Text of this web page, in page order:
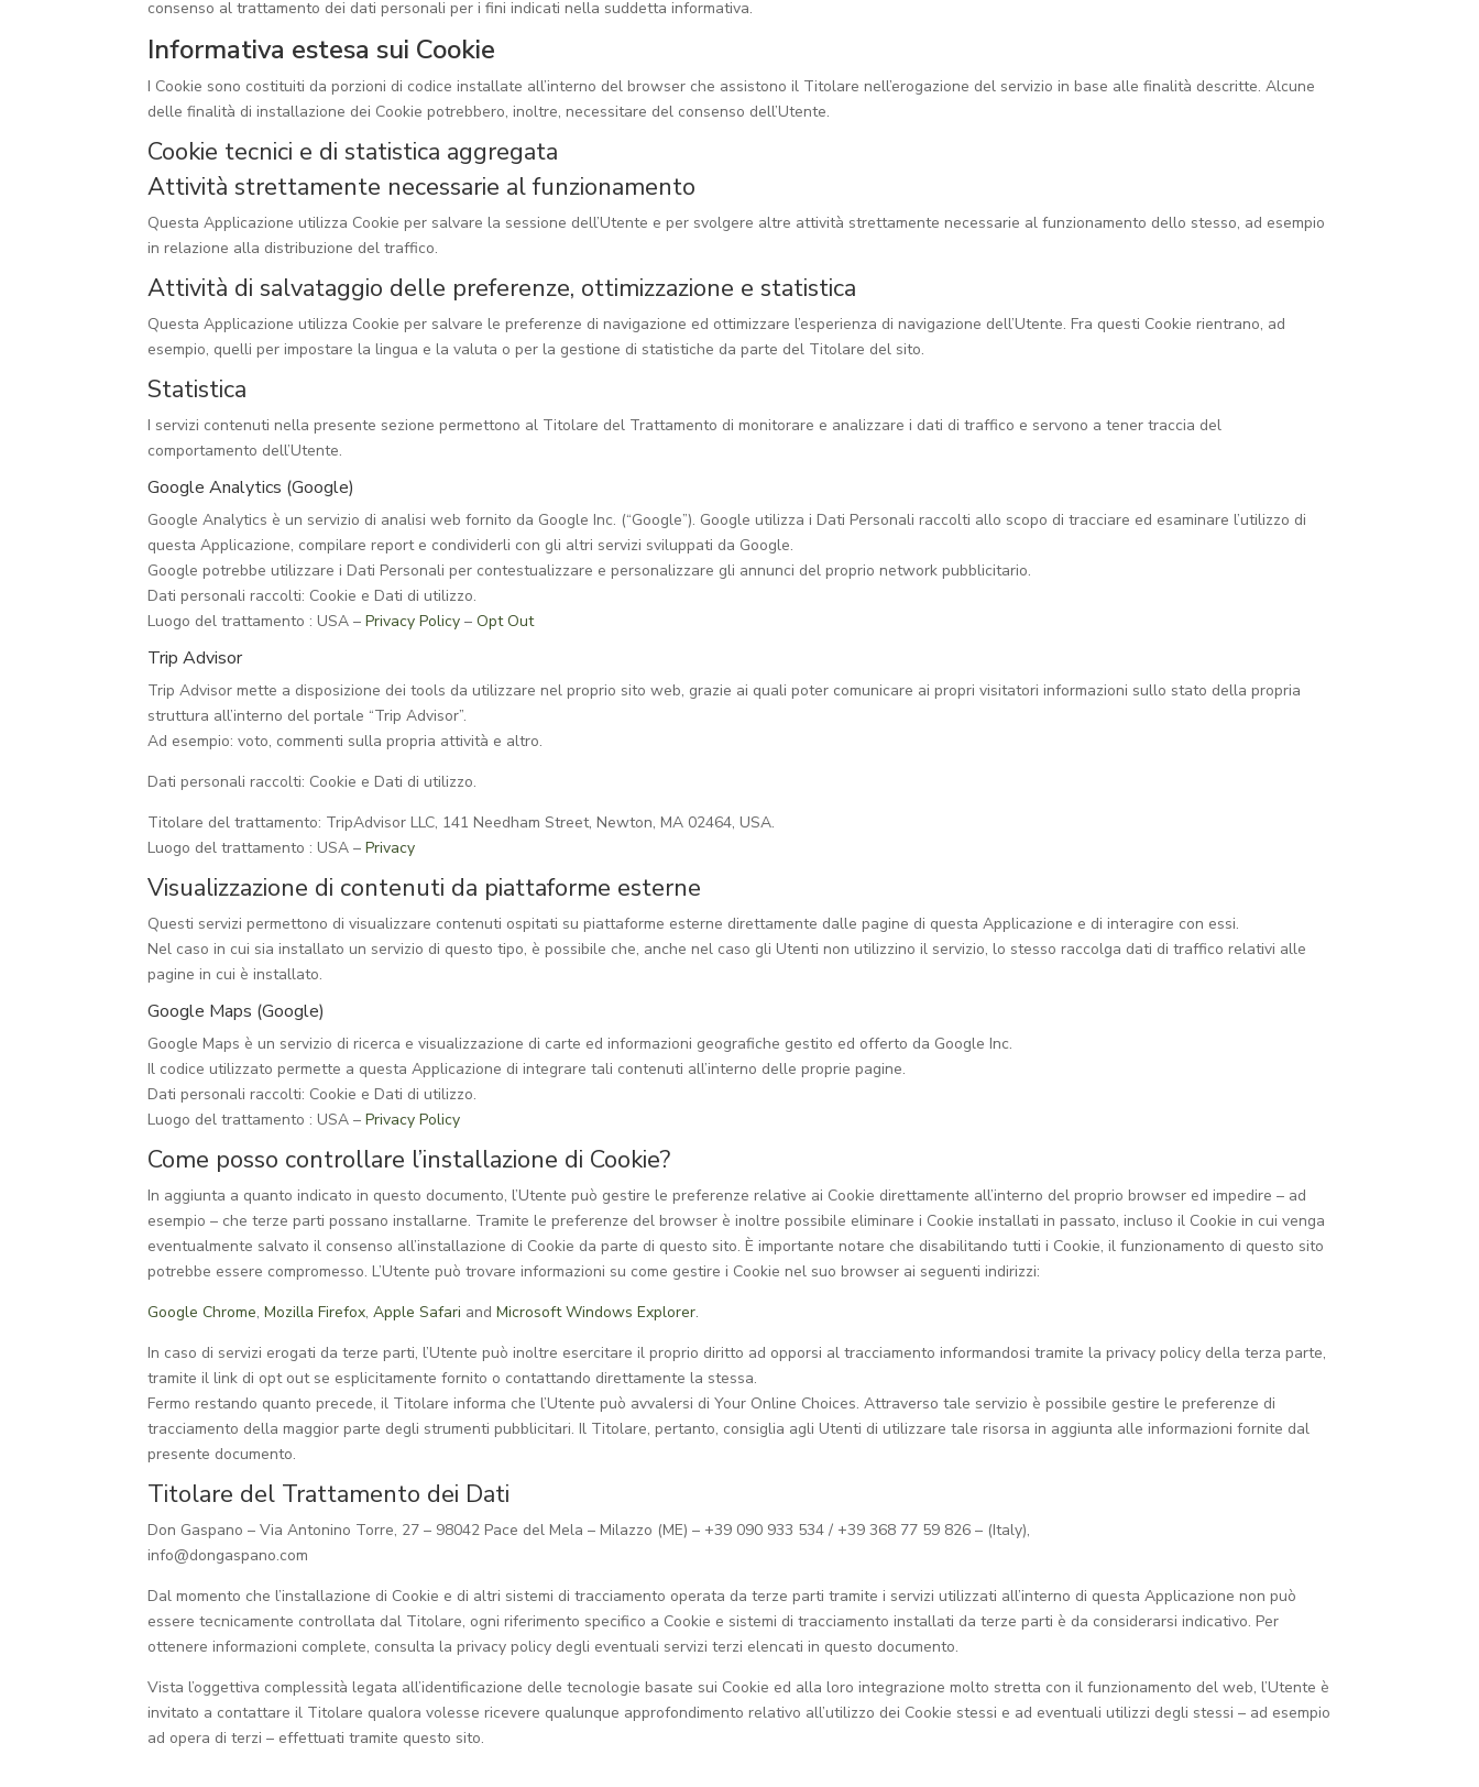
consenso al trattamento dei dati personali per i fini indicati nella suddetta informativa.
Informativa estesa sui Cookie
I Cookie sono costituiti da porzioni di codice installate all’interno del browser che assistono il Titolare nell’erogazione del servizio in base alle finalità descritte. Alcune
delle finalità di installazione dei Cookie potrebbero, inoltre, necessitare del consenso dell’Utente.
Cookie tecnici e di statistica aggregata
Attività strettamente necessarie al funzionamento
Questa Applicazione utilizza Cookie per salvare la sessione dell’Utente e per svolgere altre attività strettamente necessarie al funzionamento dello stesso, ad esempio
in relazione alla distribuzione del traffico.
Attività di salvataggio delle preferenze, ottimizzazione e statistica
Questa Applicazione utilizza Cookie per salvare le preferenze di navigazione ed ottimizzare l’esperienza di navigazione dell’Utente. Fra questi Cookie rientrano, ad
esempio, quelli per impostare la lingua e la valuta o per la gestione di statistiche da parte del Titolare del sito.
Statistica
I servizi contenuti nella presente sezione permettono al Titolare del Trattamento di monitorare e analizzare i dati di traffico e servono a tener traccia del
comportamento dell’Utente.
Google Analytics (Google)
Google Analytics è un servizio di analisi web fornito da Google Inc. (“Google”). Google utilizza i Dati Personali raccolti allo scopo di tracciare ed esaminare l’utilizzo di
questa Applicazione, compilare report e condividerli con gli altri servizi sviluppati da Google.
Google potrebbe utilizzare i Dati Personali per contestualizzare e personalizzare gli annunci del proprio network pubblicitario.
Dati personali raccolti: Cookie e Dati di utilizzo.
Luogo del trattamento : USA – Privacy Policy – Opt Out
Trip Advisor
Trip Advisor mette a disposizione dei tools da utilizzare nel proprio sito web, grazie ai quali poter comunicare ai propri visitatori informazioni sullo stato della propria
struttura all’interno del portale “Trip Advisor”.
Ad esempio: voto, commenti sulla propria attività e altro.
Dati personali raccolti: Cookie e Dati di utilizzo.
Titolare del trattamento: TripAdvisor LLC, 141 Needham Street, Newton, MA 02464, USA.
Luogo del trattamento : USA – Privacy
Visualizzazione di contenuti da piattaforme esterne
Questi servizi permettono di visualizzare contenuti ospitati su piattaforme esterne direttamente dalle pagine di questa Applicazione e di interagire con essi.
Nel caso in cui sia installato un servizio di questo tipo, è possibile che, anche nel caso gli Utenti non utilizzino il servizio, lo stesso raccolga dati di traffico relativi alle
pagine in cui è installato.
Google Maps (Google)
Google Maps è un servizio di ricerca e visualizzazione di carte ed informazioni geografiche gestito ed offerto da Google Inc.
Il codice utilizzato permette a questa Applicazione di integrare tali contenuti all’interno delle proprie pagine.
Dati personali raccolti: Cookie e Dati di utilizzo.
Luogo del trattamento : USA – Privacy Policy
Come posso controllare l’installazione di Cookie?
In aggiunta a quanto indicato in questo documento, l’Utente può gestire le preferenze relative ai Cookie direttamente all’interno del proprio browser ed impedire – ad
esempio – che terze parti possano installarne. Tramite le preferenze del browser è inoltre possibile eliminare i Cookie installati in passato, incluso il Cookie in cui venga
eventualmente salvato il consenso all’installazione di Cookie da parte di questo sito. È importante notare che disabilitando tutti i Cookie, il funzionamento di questo sito
potrebbe essere compromesso. L’Utente può trovare informazioni su come gestire i Cookie nel suo browser ai seguenti indirizzi:
Google Chrome, Mozilla Firefox, Apple Safari and Microsoft Windows Explorer.
In caso di servizi erogati da terze parti, l’Utente può inoltre esercitare il proprio diritto ad opporsi al tracciamento informandosi tramite la privacy policy della terza parte,
tramite il link di opt out se esplicitamente fornito o contattando direttamente la stessa.
Fermo restando quanto precede, il Titolare informa che l’Utente può avvalersi di Your Online Choices. Attraverso tale servizio è possibile gestire le preferenze di
tracciamento della maggior parte degli strumenti pubblicitari. Il Titolare, pertanto, consiglia agli Utenti di utilizzare tale risorsa in aggiunta alle informazioni fornite dal
presente documento.
Titolare del Trattamento dei Dati
Don Gaspano – Via Antonino Torre, 27 – 98042 Pace del Mela – Milazzo (ME) – +39 090 933 534 / +39 368 77 59 826 – (Italy),
info@dongaspano.com
Dal momento che l’installazione di Cookie e di altri sistemi di tracciamento operata da terze parti tramite i servizi utilizzati all’interno di questa Applicazione non può
essere tecnicamente controllata dal Titolare, ogni riferimento specifico a Cookie e sistemi di tracciamento installati da terze parti è da considerarsi indicativo. Per
ottenere informazioni complete, consulta la privacy policy degli eventuali servizi terzi elencati in questo documento.
Vista l’oggettiva complessità legata all’identificazione delle tecnologie basate sui Cookie ed alla loro integrazione molto stretta con il funzionamento del web, l’Utente è
invitato a contattare il Titolare qualora volesse ricevere qualunque approfondimento relativo all’utilizzo dei Cookie stessi e ad eventuali utilizzi degli stessi – ad esempio
ad opera di terzi – effettuati tramite questo sito.